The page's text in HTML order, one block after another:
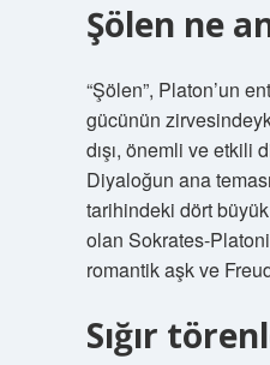
Şölen ne
“Şölen”, Platon’un
gücünün
dışı, önemli ve etkili
Diyaloğun ana
tarihindeki dört
olan Sokrates-
romantik aşk ve
Sığır